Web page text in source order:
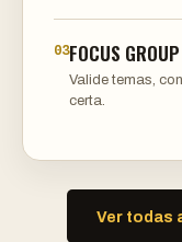
03FOCUS
Valide temas,
certa.
Ver todas